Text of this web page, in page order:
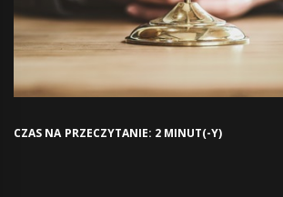
CZAS NA PRZECZYTANIE: 2 MINUT(-Y)